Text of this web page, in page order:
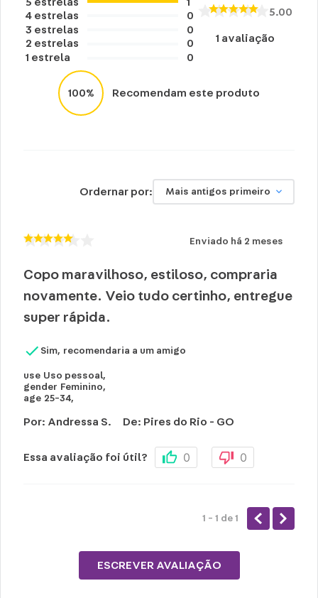
neutro.
Não vai á lava-louças e nem ao micro-
ondas.
Não utilizar produtos químicos ou
abrasivos.
4 estrelas
3 estrelas
2 estrelas
1 estrela
0
0
0
0
5.00
1 avaliação
100% Recomendam este produto
Ordernar por: Mais antigos primeiro
Enviado há 2 meses
Copo maravilhoso, estiloso, compraria
novamente. Veio tudo certinho, entregue
super rápida.
Sim, recomendaria a um amigo
use Uso pessoal,
gender Feminino,
age 25-34,
Por: Andressa S. De: Pires do Rio - GO
Essa avaliação foi útil? 0 0
1 - 1 de 1
ESCREVER AVALIAÇÃO